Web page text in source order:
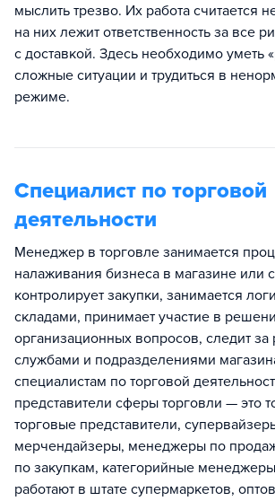
мыслить трезво. Их работа считается
на них лежит ответственность за все
с доставкой. Здесь необходимо уметь
сложные ситуации и трудиться в
режиме.
Специалист по торговой
деятельности
Менеджер в торговле занимается
налаживания бизнеса в магазине или
контролирует закупки, занимается
складами, принимает участие в
организационных вопросов, следит
службами и подразделениями
специалистам по торговой
представители сферы торговли — это
торговые представители,
мерчендайзеры, менеджеры по
по закупкам, категорийные
работают в штате супермаркетов,